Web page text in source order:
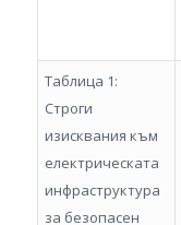
Таблица 1:
Строги
изисквания към
електрическата
инфраструктура
за безопасен